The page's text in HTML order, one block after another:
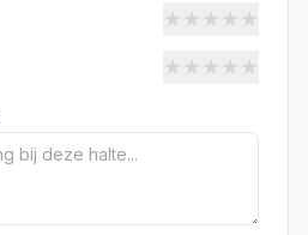
★★★★★
★★★★★